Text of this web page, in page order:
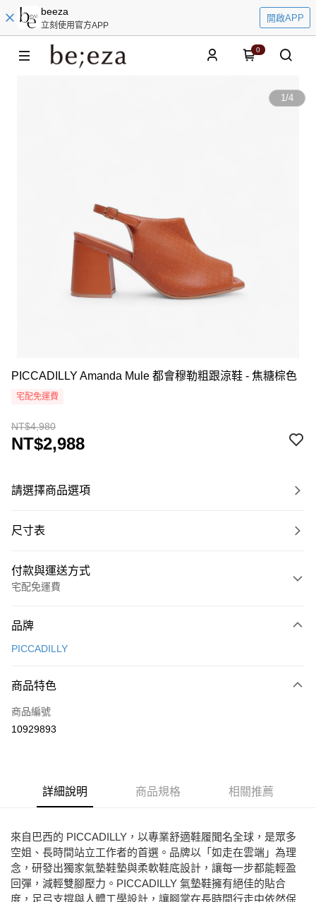
beeza
立刻使用官方APP
開啟APP
0
1/4
PICCADILLY Amanda Mule 都會穆勒粗跟涼鞋 - 焦糖棕色
宅配免運費
NT$4,980
NT$2,988
請選擇商品選項
尺寸表
付款與運送方式
宅配免運費
信用卡一次付款
街口支付
悠遊付
品牌
PICCADILLY
商品特色
商品編號
10929893
詳細說明 商品規格 相關推薦
來自巴西的 PICCADILLY，以專業舒適鞋履聞名全球，是眾多
空姐、長時間站立工作者的首選。品牌以「如走在雲端」為理
念，研發出獨家氣墊鞋墊與柔軟鞋底設計，讓每一步都能輕盈
回彈，減輕雙腳壓力。PICCADILLY 氣墊鞋擁有絕佳的貼合
度，足弓支撐與人體工學設計，讓腳掌在長時間行走中依然保